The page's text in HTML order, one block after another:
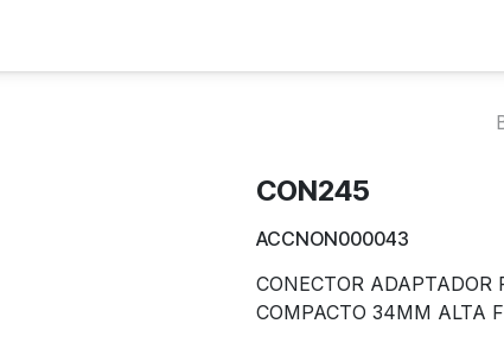
CON245
ACCNON000043
CONECTOR ADAPTADOR
COMPACTO 34MM ALTA